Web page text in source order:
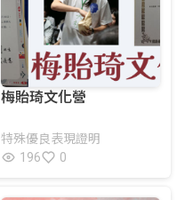
梅貽琦文化營
特殊優良表現證明
196
0